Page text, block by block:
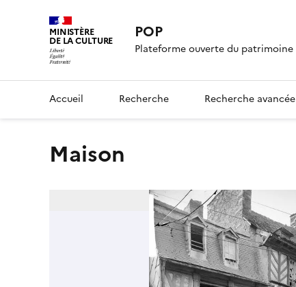
MINISTÈRE
DE LA CULTURE POP
Plateforme ouverte du patrimoine
Accueil Recherche Recherche avancée
Maison